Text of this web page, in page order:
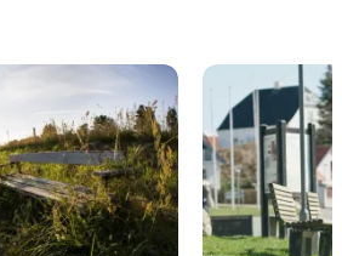
år - 150 år på toppenKongelig